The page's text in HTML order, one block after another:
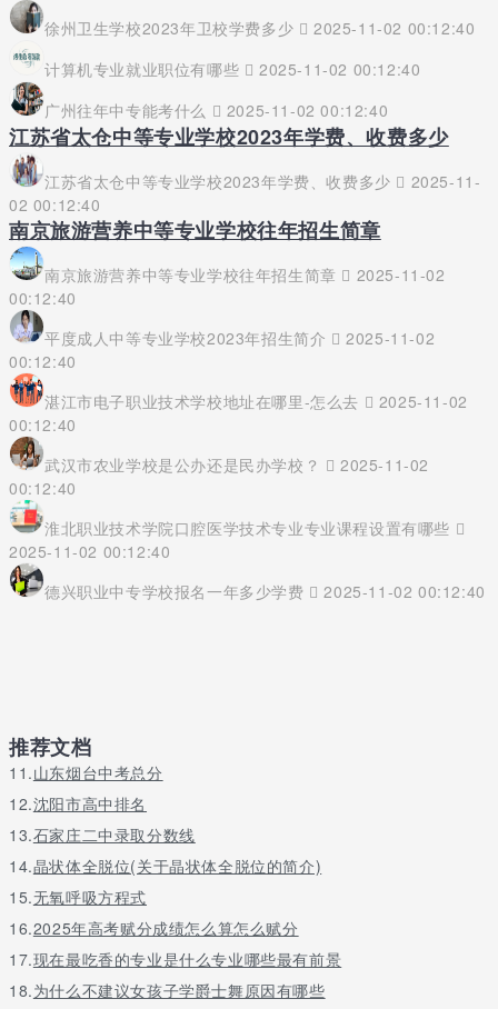
徐州卫生学校2023年卫校学费多少
2025-11-02 00:12:40
计算机专业就业职位有哪些
2025-11-02 00:12:40
广州往年中专能考什么
2025-11-02 00:12:40
江苏省太仓中等专业学校2023年学费、收费多少
江苏省太仓中等专业学校2023年学费、收费多少
2025-11-
02 00:12:40
南京旅游营养中等专业学校往年招生简章
南京旅游营养中等专业学校往年招生简章
2025-11-02
00:12:40
平度成人中等专业学校2023年招生简介
2025-11-02
00:12:40
湛江市电子职业技术学校地址在哪里-怎么去
2025-11-02
00:12:40
武汉市农业学校是公办还是民办学校？
2025-11-02
00:12:40
淮北职业技术学院口腔医学技术专业专业课程设置有哪些
2025-11-02 00:12:40
德兴职业中专学校报名一年多少学费
2025-11-02 00:12:40
推荐文档
11.山东烟台中考总分
12.沈阳市高中排名
13.石家庄二中录取分数线
14.晶状体全脱位(关于晶状体全脱位的简介)
15.无氧呼吸方程式
16.2025年高考赋分成绩怎么算怎么赋分
17.现在最吃香的专业是什么专业哪些最有前景
18.为什么不建议女孩子学爵士舞原因有哪些